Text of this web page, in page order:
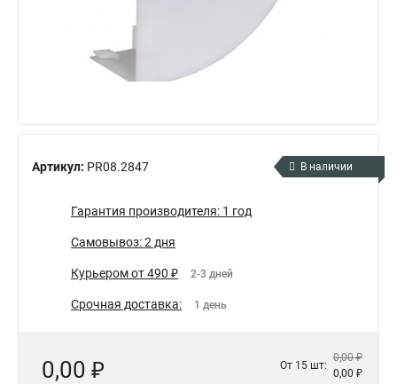
Артикул: PR08.2847 В наличии
Гарантия производителя: 1 год
Самовывоз: 2 дня
Курьером от 490 ₽ 2-3 дней
Срочная доставка: 1 день
0,00 ₽ От 15 шт:
0,00 ₽
0,00 ₽